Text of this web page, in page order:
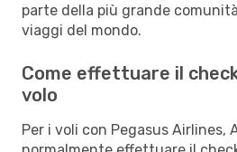
parte della più grande
viaggi del mondo.
Come effettuare il
volo
Per i voli con Pegasus Airlines,